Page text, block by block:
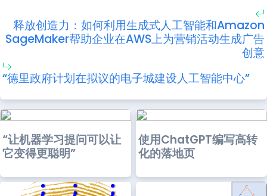
释放创造力：如何利用生成式人工智能和Amazon
SageMaker帮助企业在AWS上为营销活动生成广告
创意
“德里政府计划在拟议的电子城建设人工智能中心”
“让机器学习提问可以让
它变得更聪明”
使用ChatGPT编写高转
化的落地页